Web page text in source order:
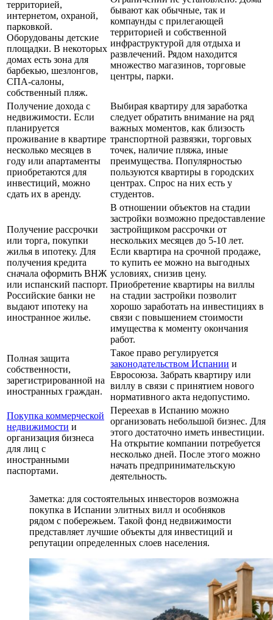
территорией,
интернетом, охраной,
парковкой.
Оборудованы детские
площадки. В некоторых
домах есть зона для
барбекью, шезлонгов,
СПА-салоны,
собственный пляж.
бывают как обычные, так и
компаунды с прилегающей
территорией и собственной
инфраструктурой для отдыха и
развлечений. Рядом находится
множество магазинов, торговые
центры, парки.
Получение дохода с
недвижимости. Если
планируется
проживание в квартире
несколько месяцев в
году или апартаменты
приобретаются для
инвестиций, можно
сдать их в аренду.
Выбирая квартиру для заработка
следует обратить внимание на ряд
важных моментов, как близость
транспортной развязки, торговых
точек, наличие пляжа, иные
преимущества. Популярностью
пользуются квартиры в городских
центрах. Спрос на них есть у
студентов.
Получение рассрочки
или торга, покупки
жилья в ипотеку. Для
получения кредита
сначала оформить ВНЖ
или испанский паспорт.
Российские банки не
выдают ипотеку на
иностранное жилье.
В отношении объектов на стадии
застройки возможно предоставление
застройщиком рассрочки от
нескольких месяцев до 5-10 лет.
Если квартира на срочной продаже,
то купить ее можно на выгодных
условиях, снизив цену.
Приобретение квартиры на виллы
на стадии застройки позволит
хорошо заработать на инвестициях в
связи с повышением стоимости
имущества к моменту окончания
работ.
Полная защита
собственности,
зарегистрированной на
иностранных граждан.
Такое право регулируется
законодательством Испании и
Евросоюза. Забрать квартиру или
виллу в связи с принятием нового
нормативного акта недопустимо.
Покупка коммерческой
недвижимости и
организация бизнеса
для лиц с
иностранными
паспортами.
Переехав в Испанию можно
организовать небольшой бизнес. Для
этого достаточно иметь инвестиции.
На открытие компании потребуется
несколько дней. После этого можно
начать предпринимательскую
деятельность.
Заметка: для состоятельных инвесторов возможна
покупка в Испании элитных вилл и особняков
рядом с побережьем. Такой фонд недвижимости
представляет лучшие объекты для инвестиций и
репутации определенных слоев населения.